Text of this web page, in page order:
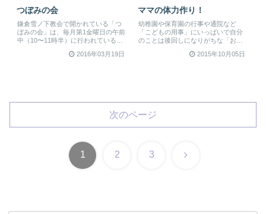
つぼみの会
鎌倉雪ノ下教会で開かれている「つ
ぼみの会」は、毎月第1金曜日の午前
中（10〜11時半）に行われている、
2016年03月19日
ママの体力作り！
幼稚園や保育園の行事や通院など
「こどもの用事」にいっぱいで自分
のことは後回しになりがちな「おか
2015年10月05日
次のページ
1 2 3 次